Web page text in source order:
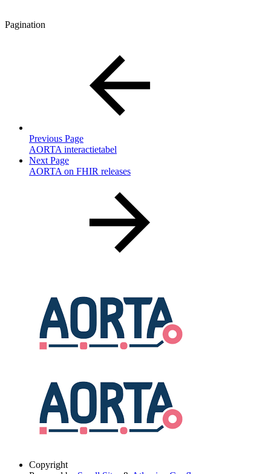
Pagination
Previous Page
AORTA interactietabel
Next Page
AORTA on FHIR releases
Copyright